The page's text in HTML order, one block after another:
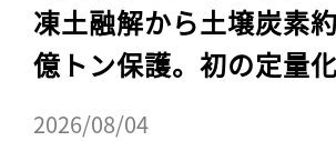
凍土融解から土壌炭素
億トン保護。初の定量化
2026/08/04